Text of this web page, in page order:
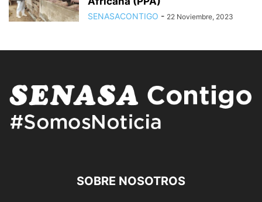
SENASACONTIGO - 22 Noviembre, 2023
SOBRE NOSOTROS